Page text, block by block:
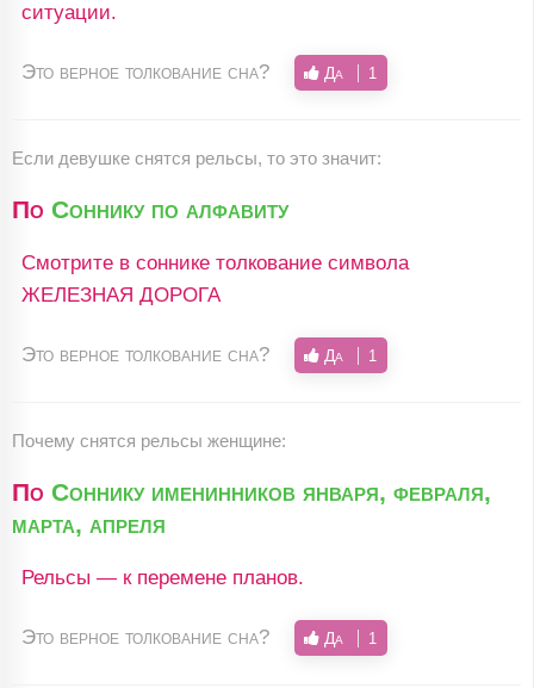
ситуации.
Это верное толкование сна? Да 1
Если девушке снятся рельсы, то это значит:
По Соннику по алфавиту
Смотрите в соннике толкование символа
ЖЕЛЕЗНАЯ ДОРОГА
Это верное толкование сна? Да 1
Почему снятся рельсы женщине:
По Соннику именинников января, февраля,
марта, апреля
Рельсы — к перемене планов.
Это верное толкование сна? Да 1